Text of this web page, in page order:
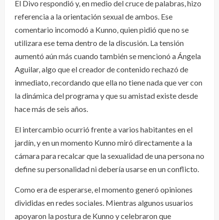
El Divo respondió y, en medio del cruce de palabras, hizo
referencia a la orientación sexual de ambos. Ese
comentario incomodó a Kunno, quien pidió que no se
utilizara ese tema dentro de la discusión. La tensión
aumentó aún más cuando también se mencionó a Ángela
Aguilar, algo que el creador de contenido rechazó de
inmediato, recordando que ella no tiene nada que ver con
la dinámica del programa y que su amistad existe desde
hace más de seis años.
El intercambio ocurrió frente a varios habitantes en el
jardín, y en un momento Kunno miró directamente a la
cámara para recalcar que la sexualidad de una persona no
define su personalidad ni debería usarse en un conflicto.
Como era de esperarse, el momento generó opiniones
divididas en redes sociales. Mientras algunos usuarios
apoyaron la postura de Kunno y celebraron que